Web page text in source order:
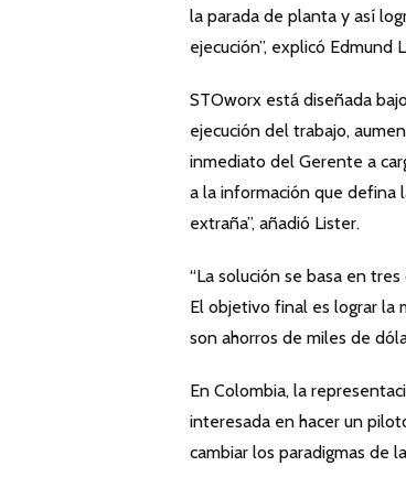
la parada de planta y así
ejecución”, explicó Edmund
STOworx está diseñada
ejecución del trabajo,
inmediato del Gerente a
a la información que defina
extraña”, añadió Lister.
“La solución se basa en
El objetivo final es lograr la
son ahorros de miles de
En Colombia, la
interesada en hacer un
cambiar los paradigmas de